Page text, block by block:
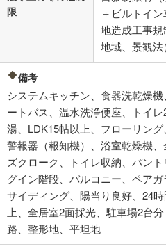
限
＋ビルトイ
地造成工事
地域、景観法
備考
システムキッチン、食器洗乾燥
ートバス、温水洗浄便座、トイ
湯、LDK15帖以上、フローリン
警報器（報知機）、浴室乾燥機
ズクローク、トイレ収納、パン
グイン階段、バルコニー、ペア
サイディング、陽当り良好、24
上、全居室2面採光、駐車場2台
路、整形地、平坦地